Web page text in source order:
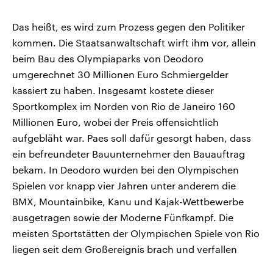
Das heißt, es wird zum Prozess gegen den Politiker
kommen. Die Staatsanwaltschaft wirft ihm vor, allein
beim Bau des Olympiaparks von Deodoro
umgerechnet 30 Millionen Euro Schmiergelder
kassiert zu haben. Insgesamt kostete dieser
Sportkomplex im Norden von Rio de Janeiro 160
Millionen Euro, wobei der Preis offensichtlich
aufgebläht war. Paes soll dafür gesorgt haben, dass
ein befreundeter Bauunternehmer den Bauauftrag
bekam. In Deodoro wurden bei den Olympischen
Spielen vor knapp vier Jahren unter anderem die
BMX, Mountainbike, Kanu und Kajak-Wettbewerbe
ausgetragen sowie der Moderne Fünfkampf. Die
meisten Sportstätten der Olympischen Spiele von Rio
liegen seit dem Großereignis brach und verfallen